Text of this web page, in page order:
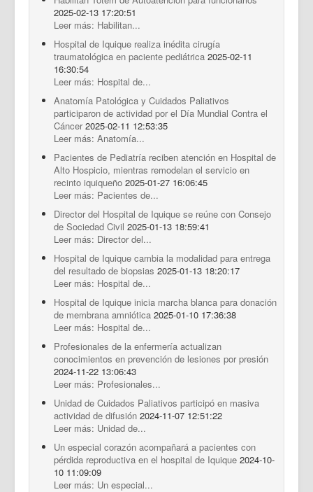
2025-02-13 17:20:51
Leer más: Habilitan...
Hospital de Iquique realiza inédita cirugía
traumatológica en paciente pediátrica 2025-02-11
16:30:54
Leer más: Hospital de...
Anatomía Patológica y Cuidados Paliativos
participaron de actividad por el Día Mundial Contra el
Cáncer 2025-02-11 12:53:35
Leer más: Anatomía...
Pacientes de Pediatría reciben atención en Hospital de
Alto Hospicio, mientras remodelan el servicio en
recinto iquiqueño 2025-01-27 16:06:45
Leer más: Pacientes de...
Director del Hospital de Iquique se reúne con Consejo
de Sociedad Civil 2025-01-13 18:59:41
Leer más: Director del...
Hospital de Iquique cambia la modalidad para entrega
del resultado de biopsias 2025-01-13 18:20:17
Leer más: Hospital de...
Hospital de Iquique inicia marcha blanca para donación
de membrana amniótica 2025-01-10 17:36:38
Leer más: Hospital de...
Profesionales de la enfermería actualizan
conocimientos en prevención de lesiones por presión
2024-11-22 13:06:43
Leer más: Profesionales...
Unidad de Cuidados Paliativos participó en masiva
actividad de difusión 2024-11-07 12:51:22
Leer más: Unidad de...
Un especial corazón acompañará a pacientes con
pérdida reproductiva en el hospital de Iquique 2024-10-
10 11:09:09
Leer más: Un especial...